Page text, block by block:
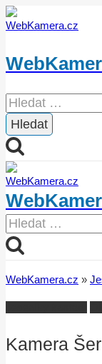
Přeskočit
na
Vyhledávání
Vyhledávání
WebKamera.cz »
Kamera